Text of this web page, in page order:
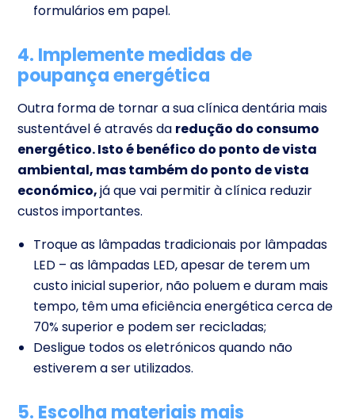
formulários em papel.
4. Implemente medidas de
poupança energética
Outra forma de tornar a sua clínica dentária mais
sustentável é através da redução do consumo
energético. Isto é benéfico do ponto de vista
ambiental, mas também do ponto de vista
económico,já que vai permitir à clínica reduzir
custos importantes.
Troque as lâmpadas tradicionais por lâmpadas
LED – as lâmpadas LED, apesar de terem um
custo inicial superior, não poluem e duram mais
tempo, têm uma eficiência energética cerca de
70% superior e podem ser recicladas;
Desligue todos os eletrónicos quando não
estiverem a ser utilizados.
5. Escolha materiais mais